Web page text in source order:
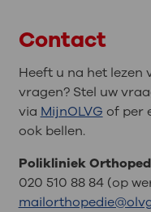
Contact
Heeft u na het lezen
vragen? Stel uw
via MijnOLVG of per
ook bellen.
Polikliniek
020 510 88 84 (op